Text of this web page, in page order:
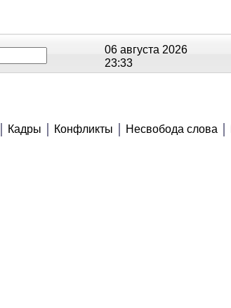
06 августа 2026
23:33
Кадры Конфликты Несвобода слова